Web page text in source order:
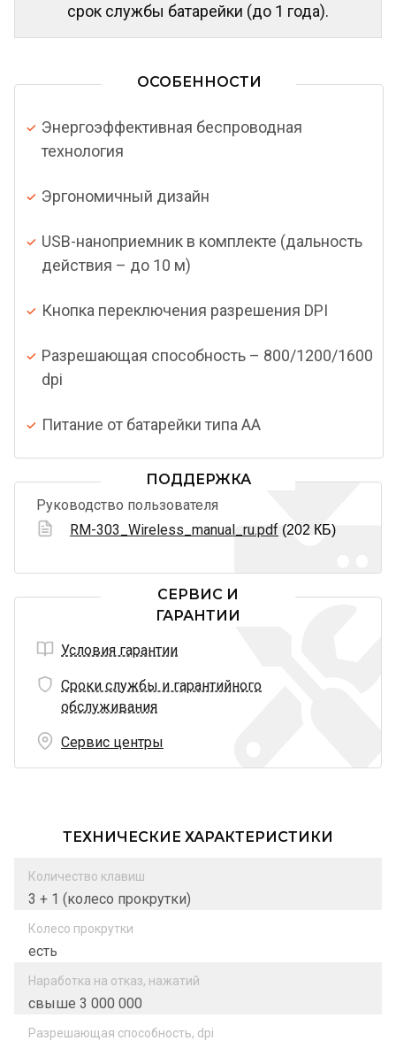
срок службы батарейки (до 1 года).
ОСОБЕННОСТИ
Энергоэффективная беспроводная
технология
Эргономичный дизайн
USB-наноприемник в комплекте (дальность
действия – до 10 м)
Кнопка переключения разрешения DPI
Разрешающая способность – 800/1200/1600
dpi
Питание от батарейки типа AА
ПОДДЕРЖКА
Руководство пользователя
RM-303_Wireless_manual_ru.pdf (202 КБ)
СЕРВИС И
ГАРАНТИИ
Условия гарантии
Сроки службы и гарантийного
обслуживания
Сервис центры
ТЕХНИЧЕСКИЕ ХАРАКТЕРИСТИКИ
Количество клавиш
3 + 1 (колесо прокрутки)
Колесо прокрутки
есть
Наработка на отказ, нажатий
свыше 3 000 000
Разрешающая способность, dpi